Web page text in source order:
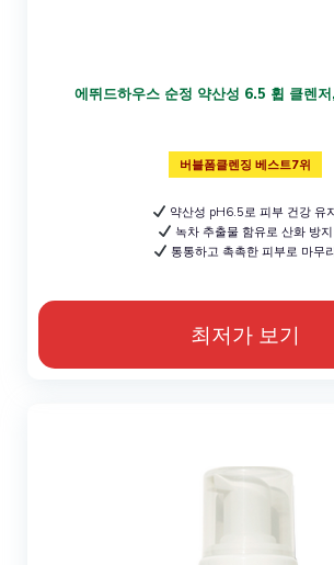
에뛰드하우스 순정 약산성 6.5 휩 클렌
버블폼클렌징 베스트7위
약산성 pH6.5로 피부 건강 유
녹차 추출물 함유로 산화 방지
통통하고 촉촉한 피부로 마무
최저가 보기